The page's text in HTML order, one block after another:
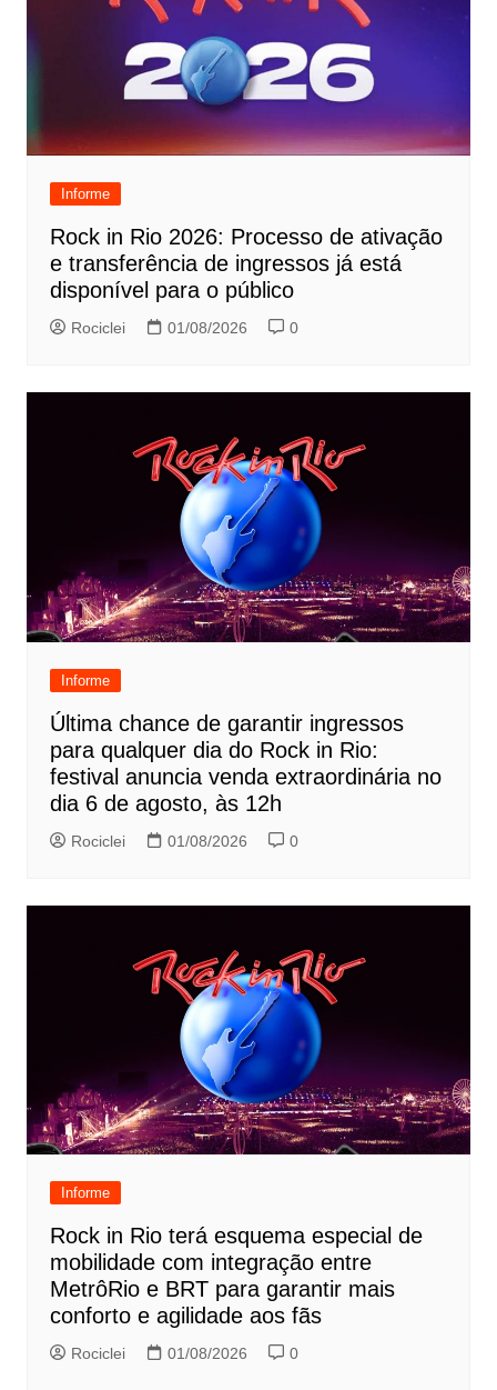
Informe
Rock in Rio 2026: Processo de ativação
e transferência de ingressos já está
disponível para o público
Rociclei 01/08/2026 0
Informe
Última chance de garantir ingressos
para qualquer dia do Rock in Rio:
festival anuncia venda extraordinária no
dia 6 de agosto, às 12h
Rociclei 01/08/2026 0
Informe
Rock in Rio terá esquema especial de
mobilidade com integração entre
MetrôRio e BRT para garantir mais
conforto e agilidade aos fãs
Rociclei 01/08/2026 0